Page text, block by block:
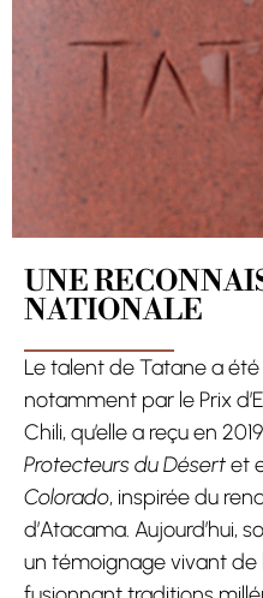
UNE
NATIONALE
Le talent de Tatane a
notamment par le Prix
Chili, qu’elle a reçu en
Protecteurs du Désertet
Colorado, inspirée du
d’Atacama. Aujourd’hui,
un témoignage vivant de